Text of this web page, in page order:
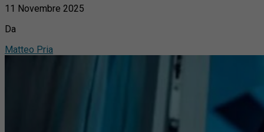
11 Novembre 2025
Da
Matteo Pria